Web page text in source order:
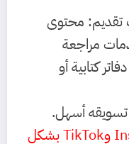
تقديم: محتوى
مراجعة
كتابية أو
أسهل.
2. تجهيز حسابك على Instagram وTikTok بشكل